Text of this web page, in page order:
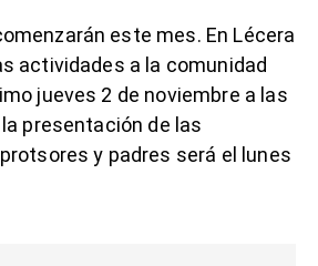
este mes. En Lécera
actividades a la comunidad
jueves 2 de noviembre a las
la presentación de las
y padres será el lunes